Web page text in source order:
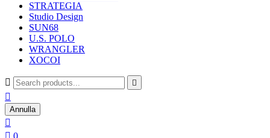
STRATEGIA
Studio Design
SUN68
U.S. POLO
WRANGLER
XOCOI
 

Annulla

 0